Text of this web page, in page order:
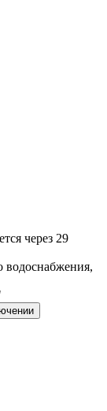
через 29
водоснабжения,